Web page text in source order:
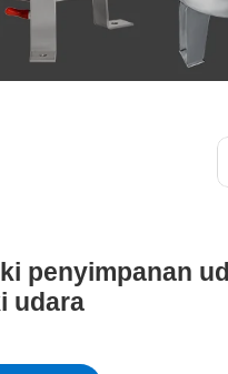
penyimpanan
udara